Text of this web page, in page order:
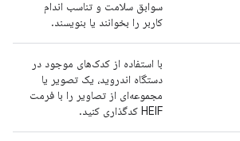
سوابق سلامت و تناسب اندام
کاربر را بخوانند یا بنویسند.
با استفاده از کدک‌های موجود در
دستگاه اندروید، یک تصویر یا
مجموعه‌ای از تصاویر را با فرمت
HEIF کدگذاری کنید.